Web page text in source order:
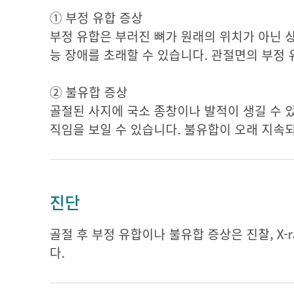
① 부정 유합 증상
부정 유합은 부러진 뼈가 원래의 위치가 아닌
능 장애를 초래할 수 있습니다. 관절면의 부정
② 불유합 증상
골절된 사지에 국소 종창이나 발적이 생길 수
직임을 보일 수 있습니다. 불유합이 오래 지
진단
골절 후 부정 유합이나 불유합 증상은 진찰,
다.